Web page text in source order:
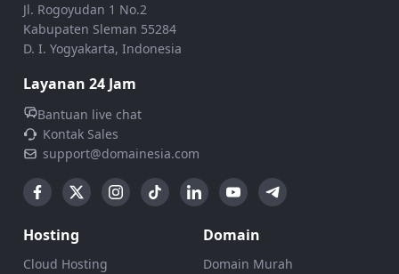
Jl. Rogoyudan 1 No.2
Kabupaten Sleman 55284
D. I. Yogyakarta, Indonesia
Layanan 24 Jam
Bantuan live chat
Kontak Sales
support@domainesia.com
Hosting
Cloud Hosting
Domain
Domain Murah